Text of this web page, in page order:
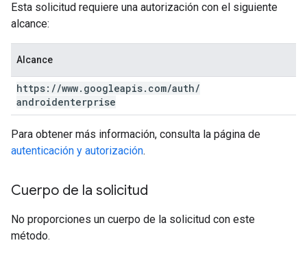
Esta solicitud requiere una autorización con el siguiente
alcance:
Alcance
https: //www. googleapis. com/auth/
androidenterprise
Para obtener más información, consulta la página de
autenticación y autorización.
Cuerpo de la solicitud
No proporciones un cuerpo de la solicitud con este
método.